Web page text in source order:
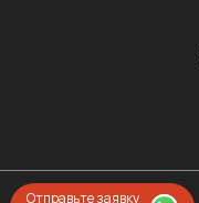
Отправьте заявку